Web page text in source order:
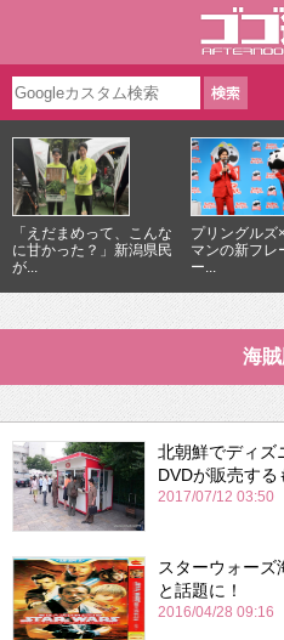
「えだまめって、こんな
に甘かった？」新潟県民
が...
プリングルズ
マンの新フレ
ー...
海
北朝鮮でディ
DVDが販売する
2017/07/12 03:50
スターウォーズ
と話題に！
2016/04/28 09:16